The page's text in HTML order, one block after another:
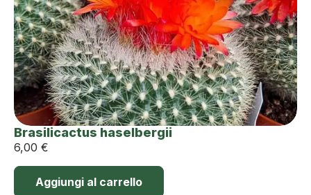
Brasilicactus haselbergii
6,00 €
Aggiungi al carrello